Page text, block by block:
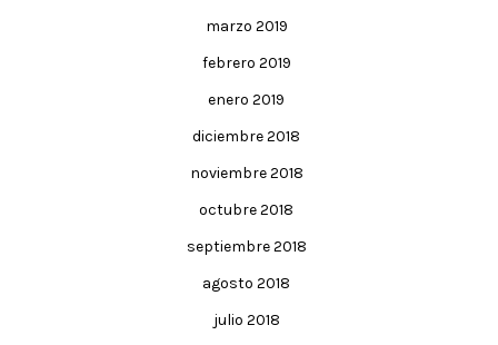
marzo 2019
febrero 2019
enero 2019
diciembre 2018
noviembre 2018
octubre 2018
septiembre 2018
agosto 2018
julio 2018